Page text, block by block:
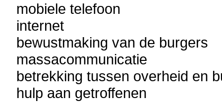
mobiele telefoon
internet
bewustmaking van de burgers
massacommunicatie
betrekking tussen overheid en
hulp aan getroffenen